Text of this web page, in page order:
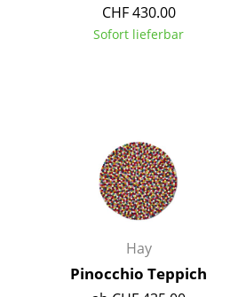
CHF 430.00
Sofort lieferbar
Hay
Pinocchio Teppich